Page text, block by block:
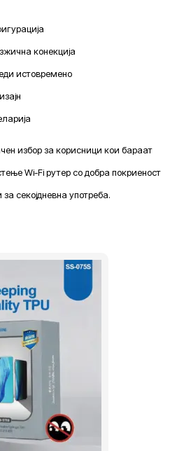
конекција
истовремено
избор за корисници кои бараат
Wi-Fi рутер со добра покриеност
секојдневна употреба.